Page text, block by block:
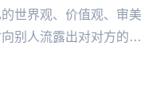
世界观、价值观、审美
别人流露出对对方的不